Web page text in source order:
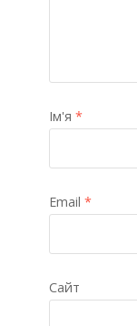
Ім'я *
Email *
Сайт